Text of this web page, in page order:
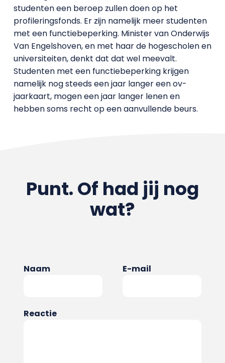
studenten een beroep zullen doen op het
profileringsfonds. Er zijn namelijk meer studenten
met een functiebeperking. Minister van Onderwijs
Van Engelshoven, en met haar de hogescholen en
universiteiten, denkt dat dat wel meevalt.
Studenten met een functiebeperking krijgen
namelijk nog steeds een jaar langer een ov-
jaarkaart, mogen een jaar langer lenen en
hebben soms recht op een aanvullende beurs.
Punt. Of had jij nog
wat?
Naam E-mail
Reactie